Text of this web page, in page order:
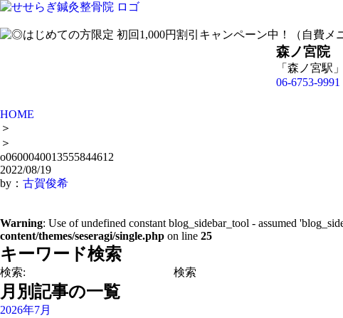
森ノ宮院
「森ノ宮駅
06-6753-9991
HOME
＞
＞
o0600040013555844612
2022/08/19
by： 古賀俊希
Warning: Use of undefined constant blog_sidebar_tool - assumed
content/themes/seseragi/single.php on line 25
キーワード検索
検索:
月別記事の一覧
2026年7月